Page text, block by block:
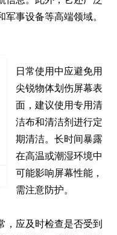
事设备等高端领域。
日常使用中应避免用
尖锐物体划伤屏幕表
面，建议使用专用清
洁布和清洁剂进行定
期清洁。长时间暴露
在高温或潮湿环境中
可能影响屏幕性能，
需注意防护。
，应及时检查是否受到